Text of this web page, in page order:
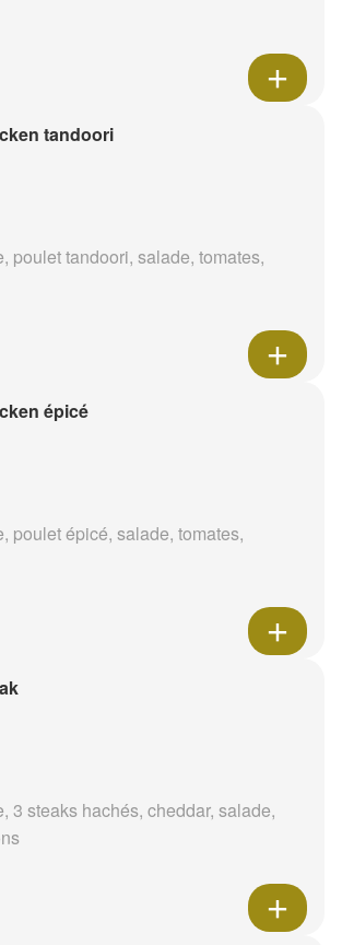
tandoori
poulet tandoori, salade, tomates,
épicé
poulet épicé, salade, tomates,
3 steaks hachés, cheddar, salade,